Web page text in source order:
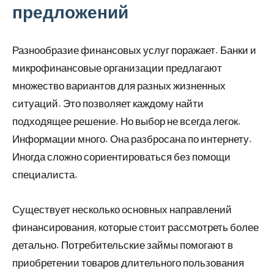
предложений
Разнообразие финансовых услуг поражает. Банки и
микрофинансовые организации предлагают
множество вариантов для разных жизненных
ситуаций. Это позволяет каждому найти
подходящее решение. Но выбор не всегда легок.
Информации много. Она разбросана по интернету.
Иногда сложно сориентироваться без помощи
специалиста.
Существует несколько основных направлений
финансирования, которые стоит рассмотреть более
детально. Потребительские займы помогают в
приобретении товаров длительного пользования